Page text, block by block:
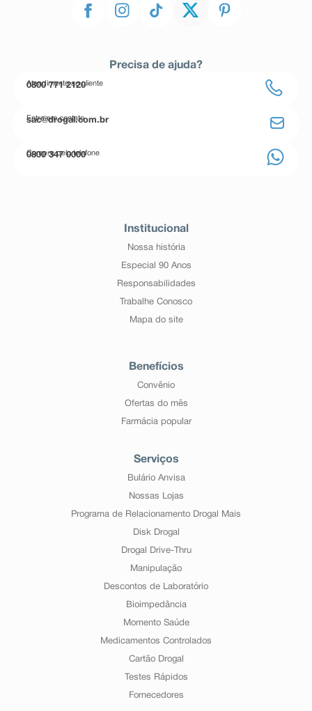
Precisa de ajuda?
Atendimento ao cliente
0800 771 2120
Entre em contato
sac@drogal.com.br
Compre pelo telefone
0800 347 0000
Institucional
Nossa história
Especial 90 Anos
Responsabilidades
Trabalhe Conosco
Mapa do site
Benefícios
Convênio
Ofertas do mês
Farmácia popular
Serviços
Bulário Anvisa
Nossas Lojas
Programa de Relacionamento Drogal Mais
Disk Drogal
Drogal Drive-Thru
Manipulação
Descontos de Laboratório
Bioimpedância
Momento Saúde
Medicamentos Controlados
Cartão Drogal
Testes Rápidos
Fornecedores